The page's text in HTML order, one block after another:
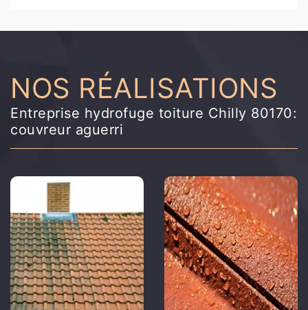
NOS RÉALISATIONS
Entreprise hydrofuge toiture Chilly 80170:
couvreur aguerri